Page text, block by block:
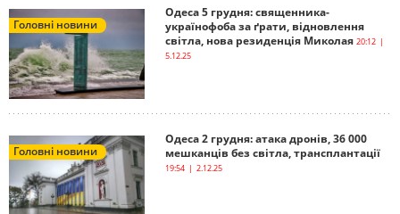
Головні новини
Одеса 5 грудня: священника-
українофоба за ґрати, відновлення
світла, нова резиденція Миколая 20:12 |
5.12.25
Головні новини
Одеса 2 грудня: атака дронів, 36 000
мешканців без світла, трансплантації
19:54 | 2.12.25